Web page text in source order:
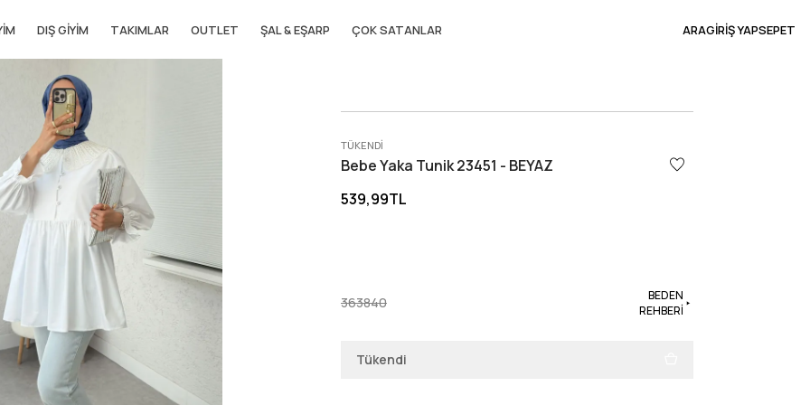
DIŞ GIYIM TAKIMLAR OUTLET ŞAL & EŞARP ÇOK SATANLAR ARAGİRİŞ YAPSEPET
TÜKENDI
Bebe Yaka Tunik 23451 - BEYAZ
539,99TL
363840
BEDEN
REHBERİ
Tükendi